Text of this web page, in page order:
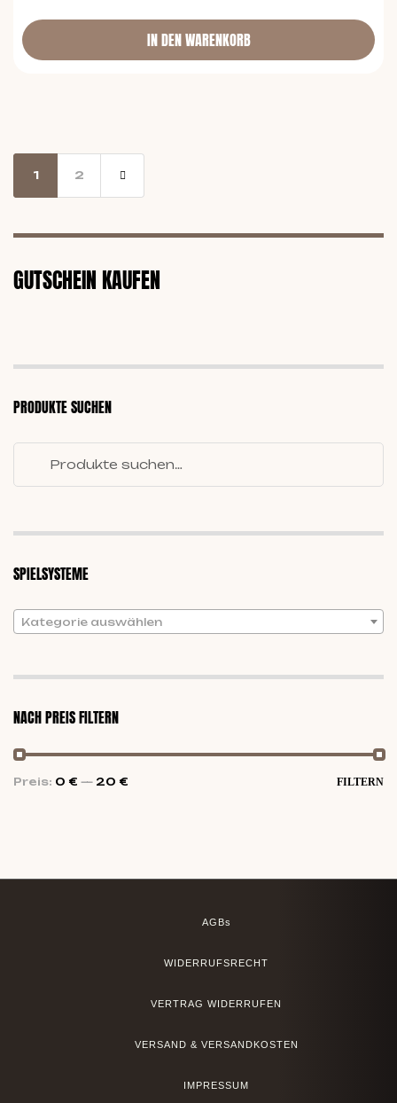
IN DEN WARENKORB
1 2
GUTSCHEIN KAUFEN
PRODUKTE SUCHEN
SPIELSYSTEME
Kategorie auswählen
NACH PREIS FILTERN
FILTERN
Preis: 0 € — 20 €
AGBs
WIDERRUFSRECHT
VERTRAG WIDERRUFEN
VERSAND & VERSANDKOSTEN
IMPRESSUM